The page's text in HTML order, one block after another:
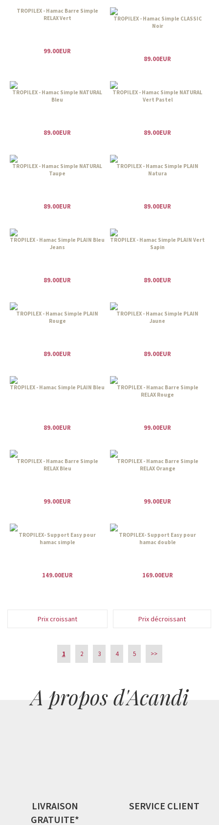
TROPILEX - Hamac Barre Simple
RELAX Vert
99.00EUR
TROPILEX - Hamac Simple CLASSIC
Noir
89.00EUR
TROPILEX - Hamac Simple NATURAL
Bleu
89.00EUR
TROPILEX - Hamac Simple NATURAL
Vert Pastel
89.00EUR
TROPILEX - Hamac Simple NATURAL
Taupe
89.00EUR
TROPILEX - Hamac Simple PLAIN
Natura
89.00EUR
TROPILEX - Hamac Simple PLAIN Bleu
Jeans
89.00EUR
TROPILEX - Hamac Simple PLAIN Vert
Sapin
89.00EUR
TROPILEX - Hamac Simple PLAIN
Rouge
89.00EUR
TROPILEX - Hamac Simple PLAIN
Jaune
89.00EUR
TROPILEX - Hamac Simple PLAIN Bleu
89.00EUR
TROPILEX - Hamac Barre Simple
RELAX Rouge
99.00EUR
TROPILEX - Hamac Barre Simple
RELAX Bleu
99.00EUR
TROPILEX - Hamac Barre Simple
RELAX Orange
99.00EUR
TROPILEX- Support Easy pour
hamac simple
149.00EUR
TROPILEX- Support Easy pour
hamac double
169.00EUR
Prix croissant Prix décroissant
1 2 3 4 5 >>
A propos d'Acandi
LIVRAISON
GRATUITE*
SERVICE CLIENT